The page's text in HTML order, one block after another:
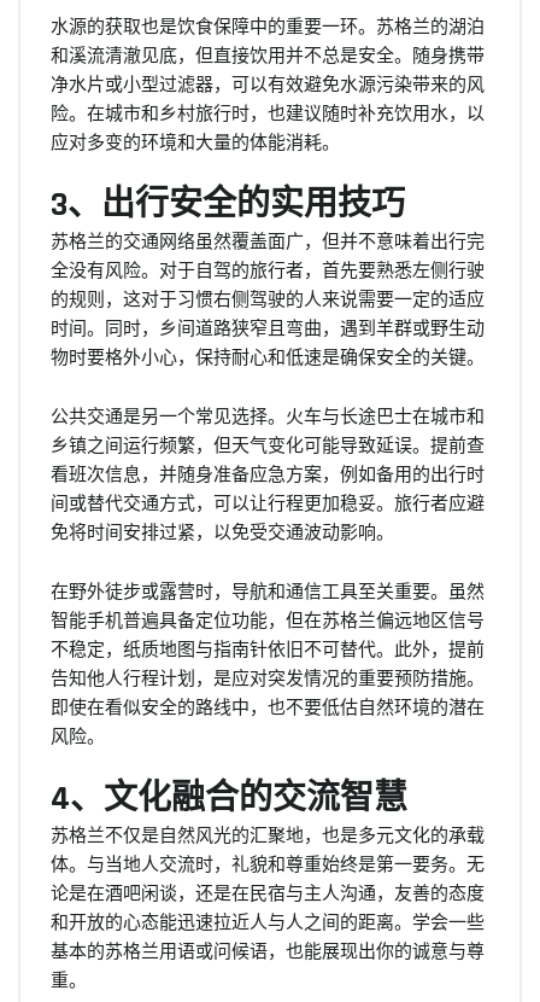
水源的获取也是饮食保障中的重要一环。苏格兰的湖泊
和溪流清澈见底，但直接饮用并不总是安全。随身携带
净水片或小型过滤器，可以有效避免水源污染带来的风
险。在城市和乡村旅行时，也建议随时补充饮用水，以
应对多变的环境和大量的体能消耗。
3、出行安全的实用技巧
苏格兰的交通网络虽然覆盖面广，但并不意味着出行完
全没有风险。对于自驾的旅行者，首先要熟悉左侧行驶
的规则，这对于习惯右侧驾驶的人来说需要一定的适应
时间。同时，乡间道路狭窄且弯曲，遇到羊群或野生动
物时要格外小心，保持耐心和低速是确保安全的关键。
公共交通是另一个常见选择。火车与长途巴士在城市和
乡镇之间运行频繁，但天气变化可能导致延误。提前查
看班次信息，并随身准备应急方案，例如备用的出行时
间或替代交通方式，可以让行程更加稳妥。旅行者应避
免将时间安排过紧，以免受交通波动影响。
在野外徒步或露营时，导航和通信工具至关重要。虽然
智能手机普遍具备定位功能，但在苏格兰偏远地区信号
不稳定，纸质地图与指南针依旧不可替代。此外，提前
告知他人行程计划，是应对突发情况的重要预防措施。
即使在看似安全的路线中，也不要低估自然环境的潜在
风险。
4、文化融合的交流智慧
苏格兰不仅是自然风光的汇聚地，也是多元文化的承载
体。与当地人交流时，礼貌和尊重始终是第一要务。无
论是在酒吧闲谈，还是在民宿与主人沟通，友善的态度
和开放的心态能迅速拉近人与人之间的距离。学会一些
基本的苏格兰用语或问候语，也能展现出你的诚意与尊
重。